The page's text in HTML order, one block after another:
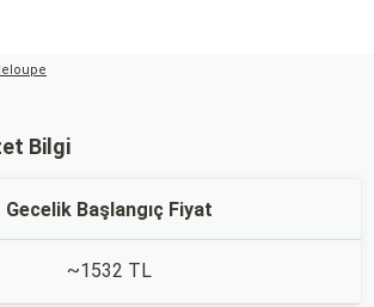
Bilgi
Gecelik Başlangıç Fiyat
~1532 TL